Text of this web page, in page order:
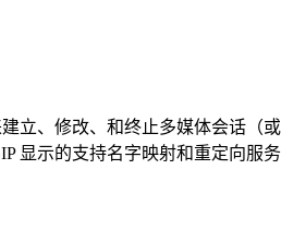
立、修改、和终止多媒体会话（
显示的支持名字映射和重定向服